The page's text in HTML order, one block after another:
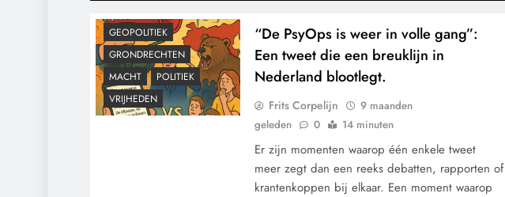
GEOPOLITIEK
GRONDRECHTEN
MACHT
POLITIEK
VRIJHEDEN
“De PsyOps is weer in volle gang”:
Een tweet die een breuklijn in
Nederland blootlegt.
Frits Corpelijn
9 maanden
geleden
0 14 minuten
Er zijn momenten waarop één enkele tweet
meer zegt dan een reeks debatten, rapporten of
krantenkoppen bij elkaar. Een moment waarop